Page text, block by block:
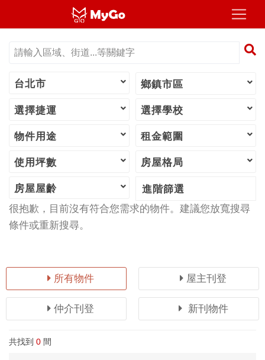
台北市 鄉鎮市區
選擇捷運 選擇學校
物件用途 租金範圍
使用坪數 房屋格局
房屋屋齡
進階篩選
很抱歉，目前沒有符合您需求的物件。建議您放寬搜尋
條件或重新搜尋。
所有物件 屋主刊登
仲介刊登 新刊物件
共找到 0 間